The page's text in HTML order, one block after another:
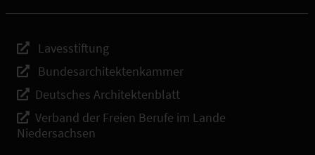
Lavesstiftung
Bundesarchitektenkammer
Deutsches Architektenblatt
Verband der Freien Berufe im Lande
Niedersachsen